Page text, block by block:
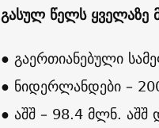
გასულ წელს ყველაზე
● გაერთიანებული
● ნიდერლანდები –
● აშშ – 98.4 მლნ.